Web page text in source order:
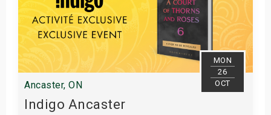
MON
26
OCT
Ancaster, ON
Indigo Ancaster